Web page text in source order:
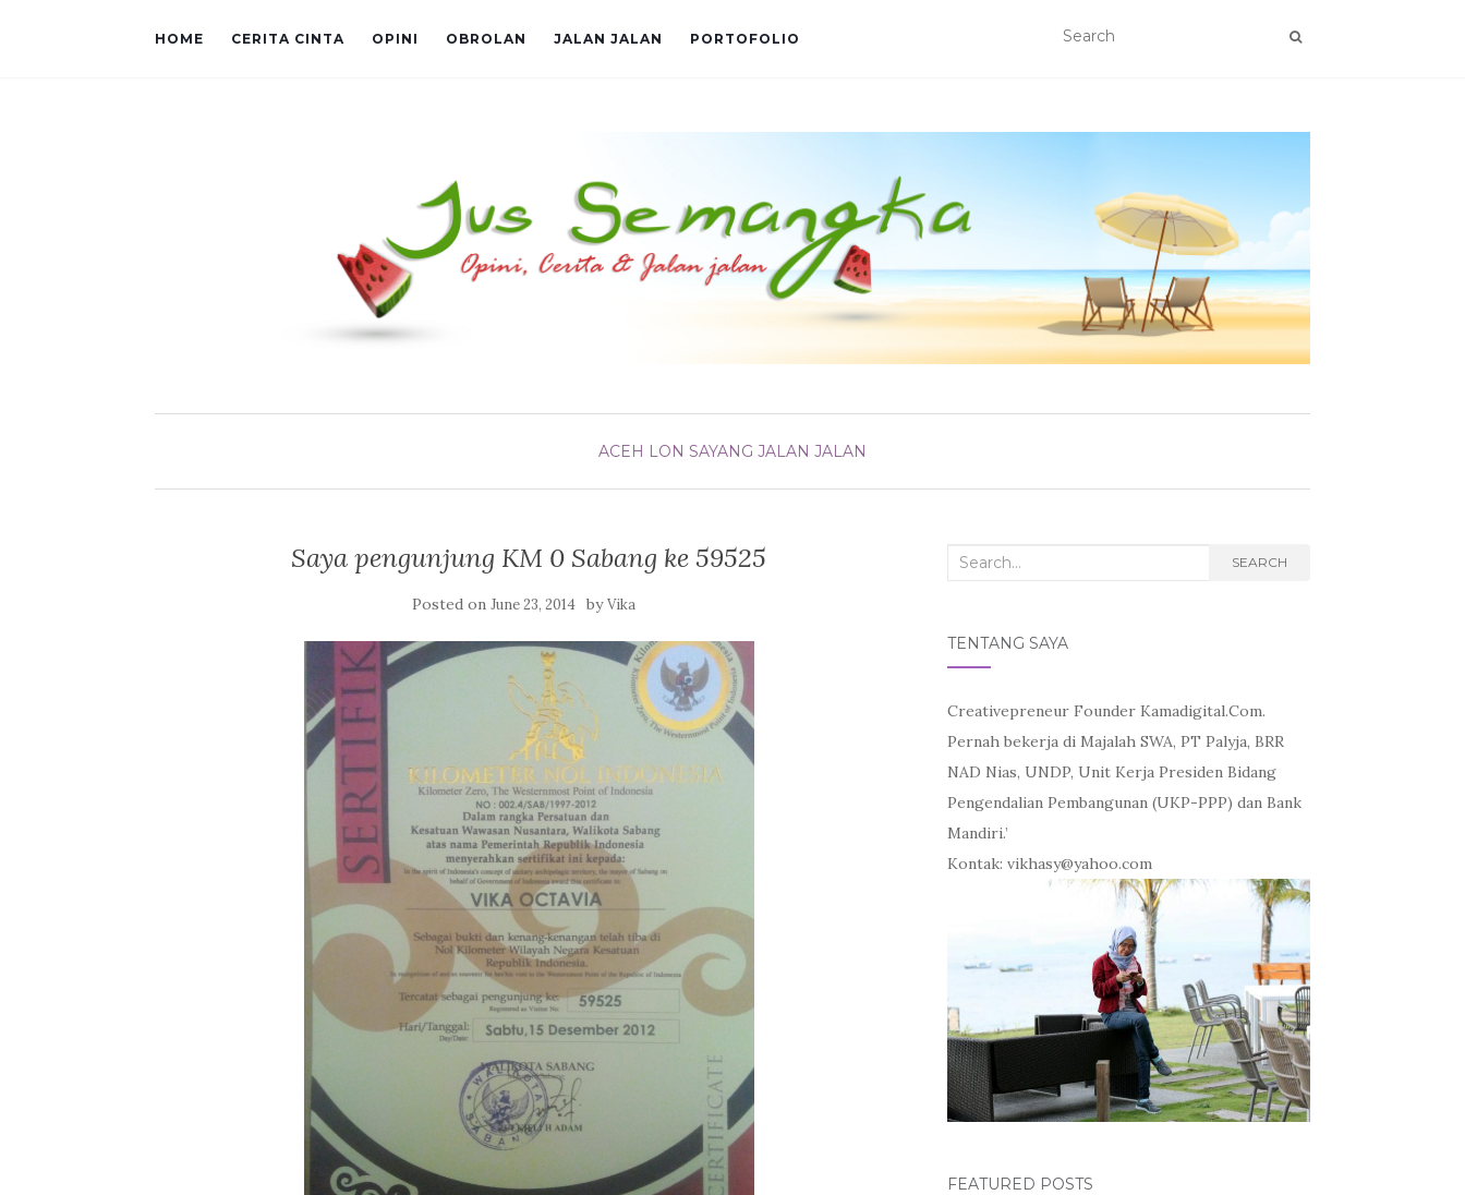
HOME CERITA CINTA OPINI OBROLAN JALAN JALAN PORTOFOLIO
ACEH LON SAYANG JALAN JALAN
Saya pengunjung KM 0 Sabang ke 59525
Posted on June 23, 2014 byVika
Search
SEARCH
TENTANG SAYA
Creativepreneur Founder Kamadigital.Com.
Pernah bekerja di Majalah SWA, PT Palyja, BRR
NAD Nias, UNDP, Unit Kerja Presiden Bidang
Pengendalian Pembangunan (UKP-PPP) dan Bank
Mandiri.’
Kontak: vikhasy@yahoo.com
FEATURED POSTS